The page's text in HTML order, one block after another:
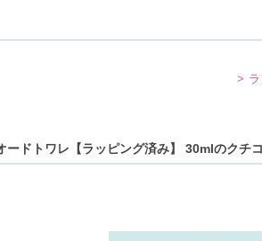
ドトワレ【ラッピング済み】 30mlのクチ